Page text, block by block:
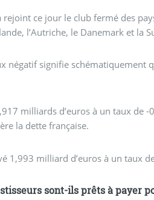
rejoint ce jour le club fermé des
l’Autriche, le Danemark et la
négatif signifie schématiquement
milliards d’euros à un taux de
la dette française.
1,993 milliard d’euros à un taux
sont-ils prêts à payer